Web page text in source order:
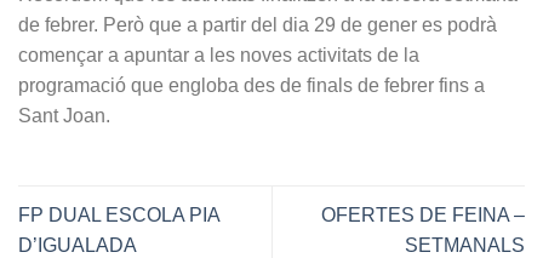
de febrer. Però que a partir del dia 29 de gener es podrà
començar a apuntar a les noves activitats de la
programació que engloba des de finals de febrer fins a
Sant Joan.
FP DUAL ESCOLA PIA
D’IGUALADA
OFERTES DE FEINA –
SETMANALS